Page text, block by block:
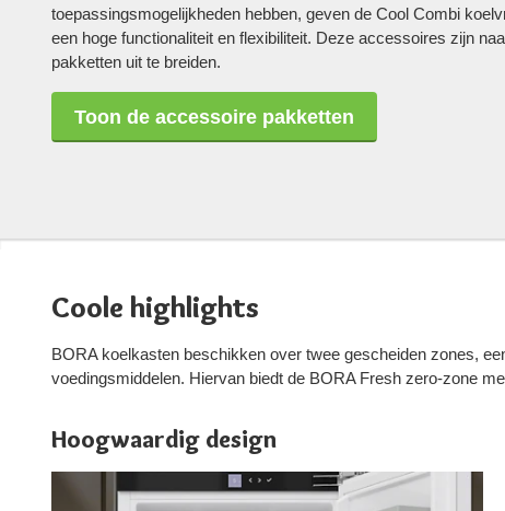
toepassingsmogelijkheden hebben, geven de Cool Combi
een hoge functionaliteit en flexibiliteit. Deze accessoires zijn
pakketten uit te breiden.
Toon de accessoire pakketten
Coole highlights
BORA koelkasten beschikken over twee gescheiden zones,
voedingsmiddelen. Hiervan biedt de BORA Fresh zero-zone
Hoogwaardig design